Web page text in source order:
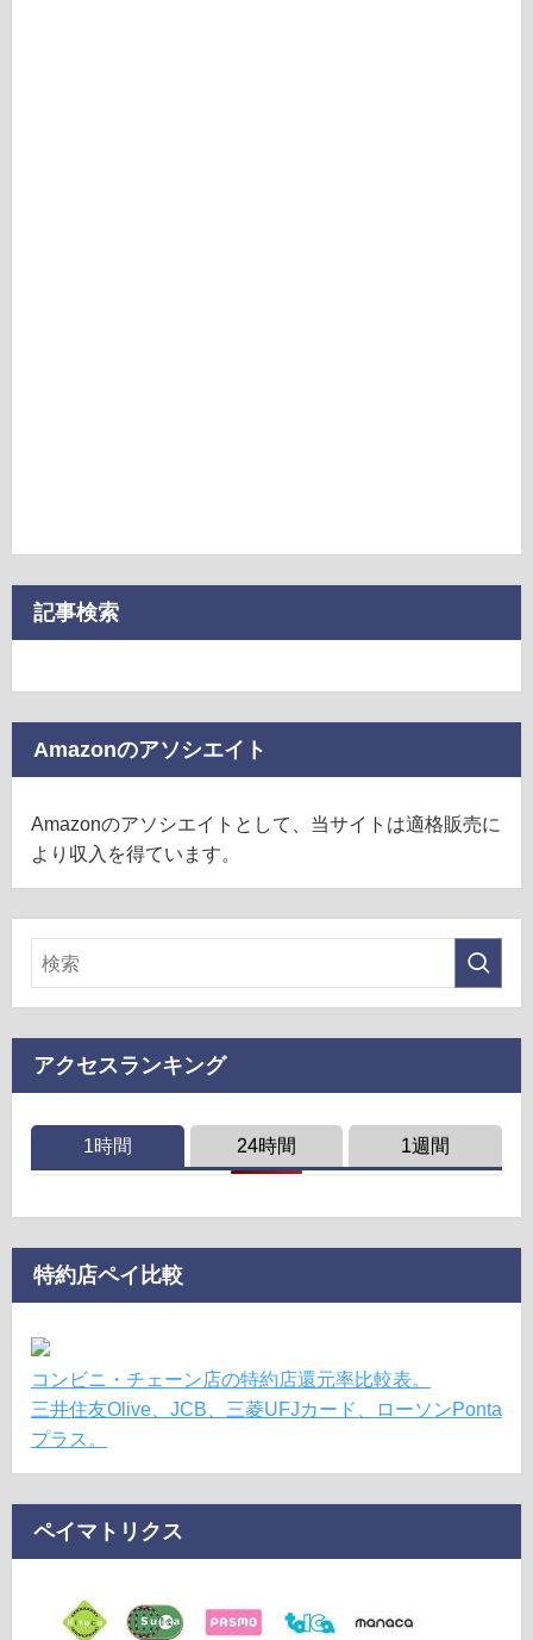
記事検索
Amazonのアソシエイト
Amazonのアソシエイトとして、当サイトは適格販売に
より収入を得ています。
アクセスランキング
1時間 24時間 1週間
特約店ペイ比較
コンビニ・チェーン店の特約店還元率比較表。
三井住友Olive、JCB、三菱UFJカード、ローソンPonta
プラス。
ペイマトリクス